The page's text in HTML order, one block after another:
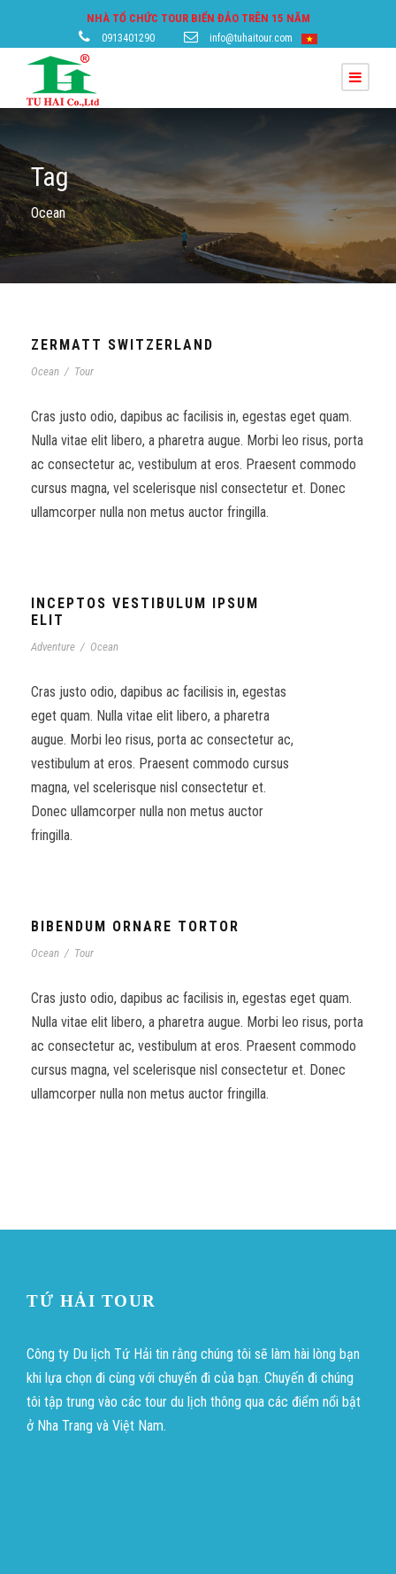
NHÀ TỔ CHỨC TOUR BIỂN ĐẢO TRÊN 15 NĂM
0913401290 info@tuhaitour.com
Tag
Ocean
ZERMATT SWITZERLAND
Ocean / Tour
Cras justo odio, dapibus ac facilisis in, egestas eget quam.
Nulla vitae elit libero, a pharetra augue. Morbi leo risus, porta
ac consectetur ac, vestibulum at eros. Praesent commodo
cursus magna, vel scelerisque nisl consectetur et. Donec
ullamcorper nulla non metus auctor fringilla.
INCEPTOS VESTIBULUM IPSUM
ELIT
Adventure / Ocean
Cras justo odio, dapibus ac facilisis in, egestas
eget quam. Nulla vitae elit libero, a pharetra
augue. Morbi leo risus, porta ac consectetur ac,
vestibulum at eros. Praesent commodo cursus
magna, vel scelerisque nisl consectetur et.
Donec ullamcorper nulla non metus auctor
fringilla.
BIBENDUM ORNARE TORTOR
Ocean / Tour
Cras justo odio, dapibus ac facilisis in, egestas eget quam.
Nulla vitae elit libero, a pharetra augue. Morbi leo risus, porta
ac consectetur ac, vestibulum at eros. Praesent commodo
cursus magna, vel scelerisque nisl consectetur et. Donec
ullamcorper nulla non metus auctor fringilla.
TỨ HẢI TOUR
Công ty Du lịch Tứ Hải tin rằng chúng tôi sẽ làm hài lòng bạn
khi lựa chọn đi cùng với chuyến đi của bạn. Chuyến đi chúng
tôi tập trung vào các tour du lịch thông qua các điểm nổi bật
ở Nha Trang và Việt Nam.